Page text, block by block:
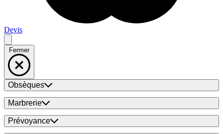
Devis
Fermer
Obsèques
Marbrerie
Prévoyance